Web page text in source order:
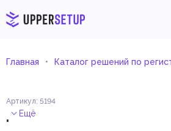
Главная Каталог решений по
Артикул: 5194
. Ещё